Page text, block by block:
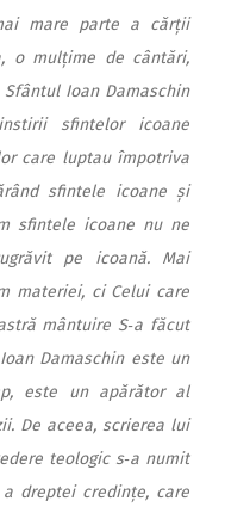
mare parte a cărții
o mulțime de cântări,
Ioan Damaschin
sfintelor icoane
care luptau împotriva
sfintele icoane și
sfintele icoane nu ne
pe icoană. Mai
materiei, ci Celui care
mântuire S‑a făcut
Damaschin este un
este un apărător al
De aceea, scrierea lui
teologic s‑a numit
dreptei credințe, care